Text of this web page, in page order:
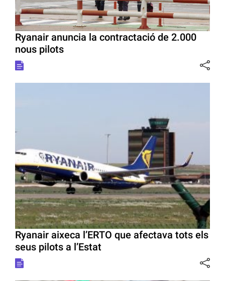
Ryanair anuncia la contractació de 2.000
nous pilots
Ryanair aixeca l’ERTO que afectava tots els
seus pilots a l’Estat